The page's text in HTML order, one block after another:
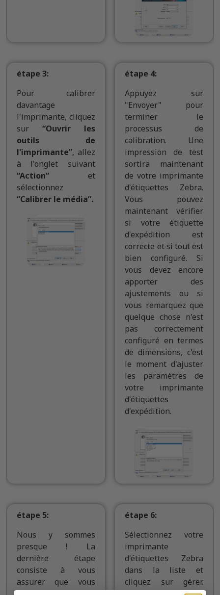
étape 3:
Pour calibrer
davantage
l'imprimante, cliquez
sur “Ouvrir les
outils de
l'imprimante”, allez
à l'onglet suivant
“Action” et
sélectionnez
“Calibrer le média”.
étape 4:
Appuyez sur
"Envoyer" pour
terminer le
processus de
calibration. Une
impression de test
sortira maintenant
de votre imprimante
d'étiquettes Zebra.
Vous pouvez
maintenant vérifier
si votre étiquette
d'expédition est
correcte et si tout est
bien configuré. Si
vous devez encore
apporter des
ajustements ou si
vous remarquez que
quelque chose n'est
pas correctement
configuré en termes
de dimensions, c'est
le moment d'ajuster
les paramètres de
votre imprimante
d'étiquettes
d'expédition.
étape 5:
Nous y sommes
presque ! La
dernière étape
consiste à vous
assurer que vous
étape 6:
Sélectionnez votre
imprimante
d'étiquettes Zebra
dans la liste et
cliquez sur gérer.